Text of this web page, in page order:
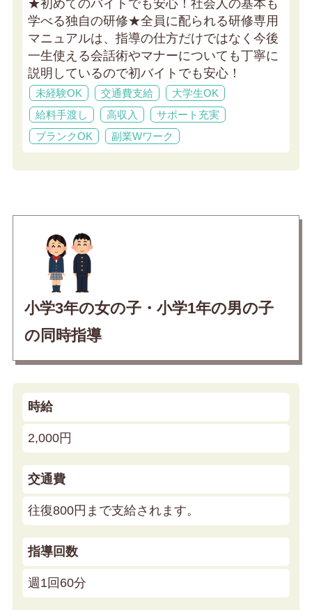
★初めてのバイトでも安心！社会人の基本も
学べる独自の研修★全員に配られる研修専用
マニュアルは、指導の仕方だけではなく今後
一生使える会話術やマナーについても丁寧に
説明しているので初バイトでも安心！
未経験OK 交通費支給
大学生OK
給料手渡し
高収入
サポート充実
ブランクOK
副業Wワーク
小学3年の女の子・小学1年の男の子
の同時指導
時給
2,000円
交通費
往復800円まで支給されます。
指導回数
週1回60分